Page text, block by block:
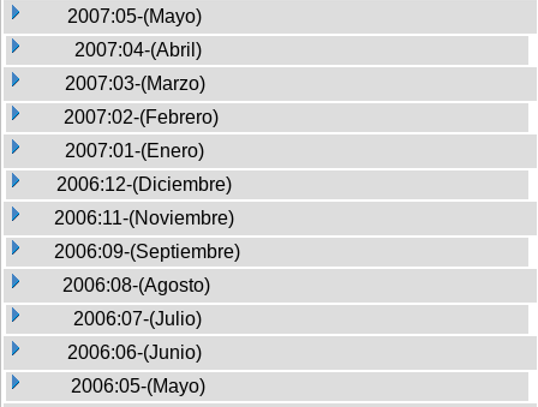
2007:05-(Mayo)
2007:04-(Abril)
2007:03-(Marzo)
2007:02-(Febrero)
2007:01-(Enero)
2006:12-(Diciembre)
2006:11-(Noviembre)
2006:09-(Septiembre)
2006:08-(Agosto)
2006:07-(Julio)
2006:06-(Junio)
2006:05-(Mayo)